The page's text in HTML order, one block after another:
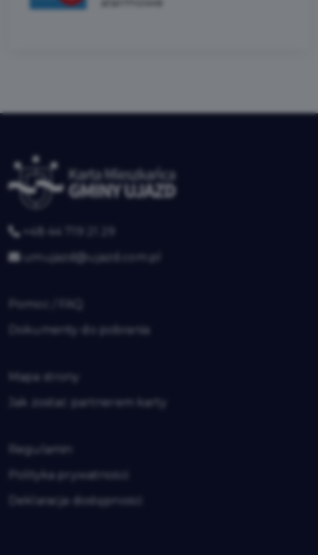
+48 44 719 21 29
umujazd@ujazd.com.pl
Dokumenty do pobrania
Mapa strony
Jak zostać partnerem karty
Regulamin
Polityka prywatności
Deklaracja dostępności